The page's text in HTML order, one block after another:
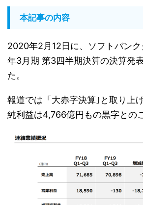
本記事の内容
2020年2月12日に、ソフトバン
年3月期 第3四半期決算の決算発
た。
報道では「大赤字決算｣と取り上
純利益は4,766億円もの黒字との